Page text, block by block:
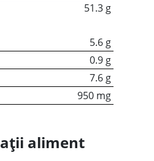
51.3 g
5.6 g
0.9 g
7.6 g
950 mg
aliment